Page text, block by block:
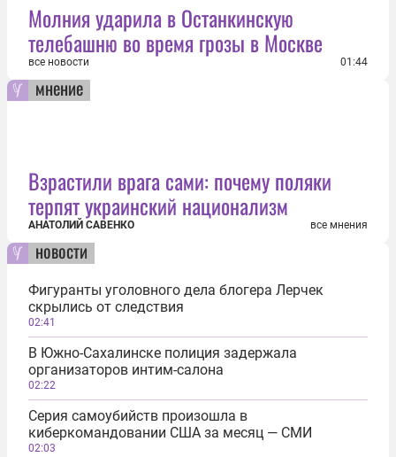
Молния ударила в Останкинскую
телебашню во время грозы в Москве
все новости 01:44
мнение
Взрастили врага сами: почему поляки
терпят украинский национализм
АНАТОЛИЙ САВЕНКО все мнения
новости
Фигуранты уголовного дела блогера Лерчек
скрылись от следствия
02:41
В Южно-Сахалинске полиция задержала
организаторов интим-салона
02:22
Серия самоубийств произошла в
киберкомандовании США за месяц — СМИ
02:03